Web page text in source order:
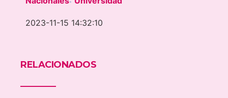
-
2023-11-15 14:32:10
RELACIONADOS